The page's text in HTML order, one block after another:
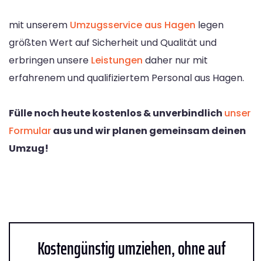
mit unserem Umzugsservice aus Hagen legen
größten Wert auf Sicherheit und Qualität und
erbringen unsere Leistungen daher nur mit
erfahrenem und qualifiziertem Personal aus Hagen.
Fülle noch heute kostenlos & unverbindlich unser
Formularaus und wir planen gemeinsam deinen
Umzug!
Kostengünstig umziehen, ohne auf